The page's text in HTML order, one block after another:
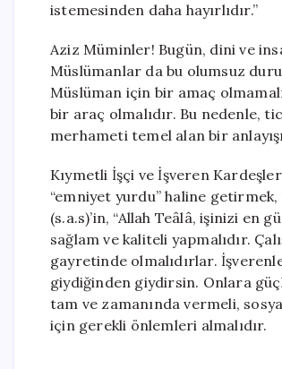
istemesinden daha hayırlıdır.”
Aziz Müminler! Bugün, dini ve
Müslümanlar da bu olumsuz
Müslüman için bir amaç
bir araç olmalıdır. Bu nedenle,
merhameti temel alan bir
Kıymetli İşçi ve İşveren
“emniyet yurdu” haline
(s.a.s)’in, “Allah Teâlâ, işinizi en
sağlam ve kaliteli yapmalıdır.
gayretinde olmalıdırlar.
giydiğinden giydirsin. Onlara
tam ve zamanında vermeli,
için gerekli önlemleri almalıdır.